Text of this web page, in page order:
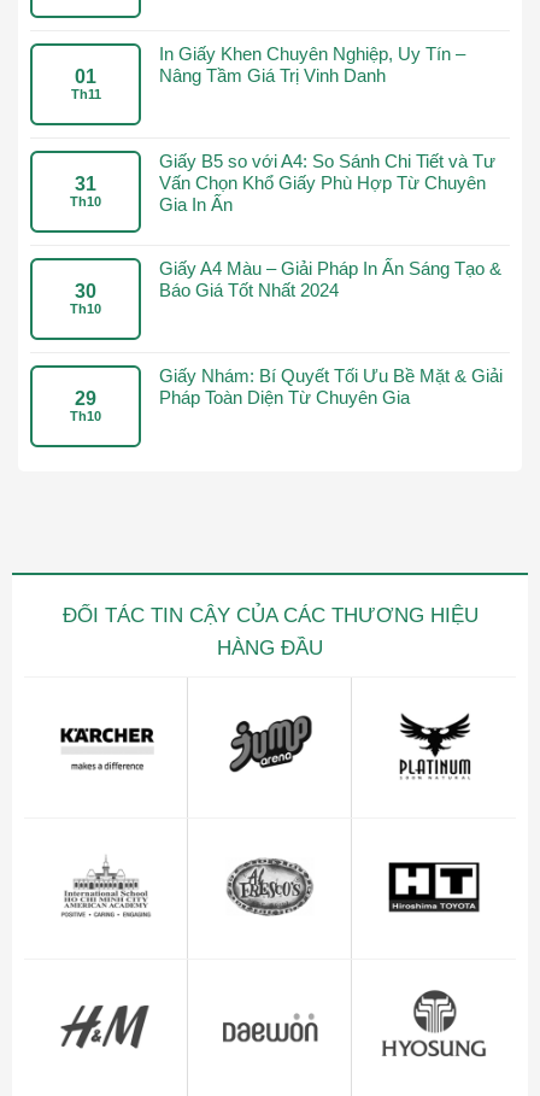
01
Th11
In Giấy Khen Chuyên Nghiệp, Uy Tín –
Nâng Tầm Giá Trị Vinh Danh
31
Th10
Giấy B5 so với A4: So Sánh Chi Tiết và Tư
Vấn Chọn Khổ Giấy Phù Hợp Từ Chuyên
Gia In Ấn
30
Th10
Giấy A4 Màu – Giải Pháp In Ấn Sáng Tạo &
Báo Giá Tốt Nhất 2024
29
Th10
Giấy Nhám: Bí Quyết Tối Ưu Bề Mặt & Giải
Pháp Toàn Diện Từ Chuyên Gia
ĐỐI TÁC TIN CẬY CỦA CÁC THƯƠNG HIỆU
HÀNG ĐẦU